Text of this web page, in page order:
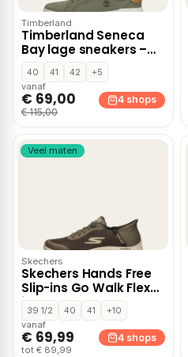
Timberland
Timberland Seneca
Bay lage sneakers –
Groen
40 41 42
+5
vanaf
€ 69,00
€ 115,00
4 shops
Veel maten
Skechers
Skechers Hands Free
Slip-ins Go Walk Flex
instapschoenen –
Bruin
39 1/2 40 41
+10
vanaf
€ 69,99
tot € 89,99
4 shops